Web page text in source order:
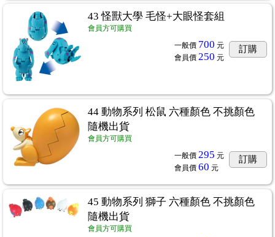
43 怪獸大學 毛怪+大眼怪套組
會員方可購買
一般價 700 元
會員價 250 元
訂購
44 動物系列 松鼠 六種顏色 不挑顏色
隨機出貨
會員方可購買
一般價 295 元
會員價 60 元
訂購
45 動物系列 獅子 六種顏色 不挑顏色
隨機出貨
會員方可購買